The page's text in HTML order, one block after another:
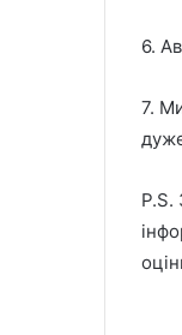
6.
7.
P.S.